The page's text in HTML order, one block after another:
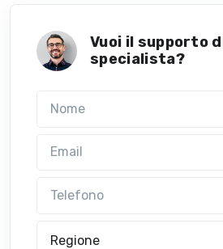
Vuoi il supporto
specialista?